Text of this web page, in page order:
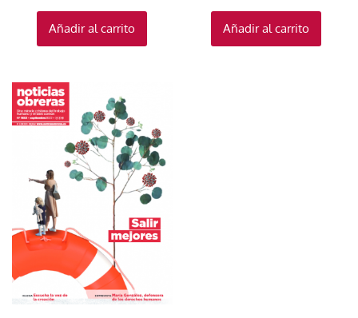
Añadir al carrito Añadir al carrito